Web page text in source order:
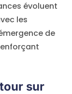
évoluent
les
de
sur